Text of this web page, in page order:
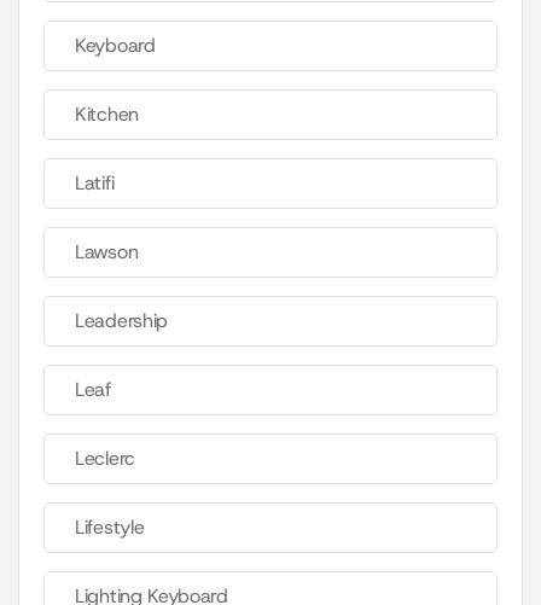
Keyboard
Kitchen
Latifi
Lawson
Leadership
Leaf
Leclerc
Lifestyle
Lighting Keyboard